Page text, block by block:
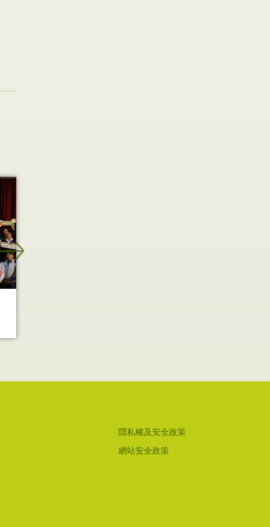
隱私權及安全政策
網站安全政策